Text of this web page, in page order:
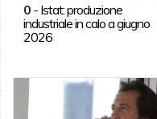
0- Istat: produzione
industriale in calo a giugno
2026